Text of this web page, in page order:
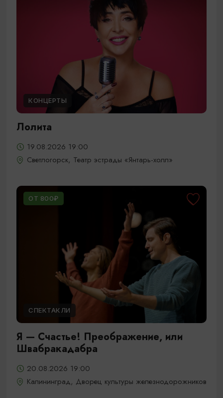
КОНЦЕРТЫ
Лолита
19.08.2026 19:00
Светлогорск, Театр эстрады «Янтарь-холл»
ОТ 800₽
СПЕКТАКЛИ
Я — Счастье! Преображение, или
Швабракадабра
20.08.2026 19:00
Калининград, Дворец культуры железнодорожников